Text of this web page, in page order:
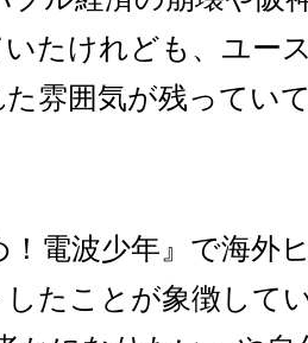
たけれども、ユー
雰囲気が残ってい
！電波少年』で海外
たことが象徴して